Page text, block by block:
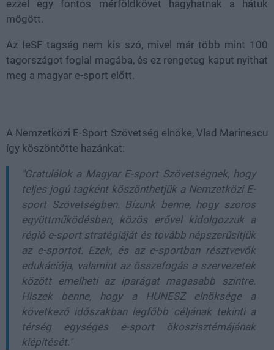
ezzel egy fontos mérföldkövet hagyhatnak a hátuk
mögött.
Az IeSF tagság nem kis szó, mivel már több mint 100
tagországot foglal magába, és ez rengeteg kaput nyithat
meg a magyar e-sport előtt.
A Nemzetközi E-Sport Szövetség elnöke, Vlad Marinescu
így köszöntötte hazánkat:
"Gratulálok a Magyar E-sport Szövetségnek, hogy
teljes jogú tagként köszönthetjük a Nemzetközi E-
sport Szövetségben. Bízunk benne, hogy szoros
együttműködésben, közös erővel kidolgozzuk a
régió e-sport stratégiáját és tovább népszerűsítjük
az e-sportot. Ezek, és az e-sportban résztvevők
edukációja, valamint az összefogás a szervezetek
között emelheti az iparágat magasabb szintre.
Hiszek benne, hogy a HUNESZ elnöksége a
következő időszakban legfőbb céljának tekinti a
térség egységes e-sport ökoszisztémájának
kiépítését."